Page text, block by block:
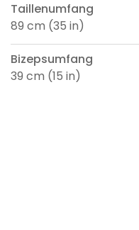
Taillenumfang
89 cm (35 in)
Bizepsumfang
39 cm (15 in)